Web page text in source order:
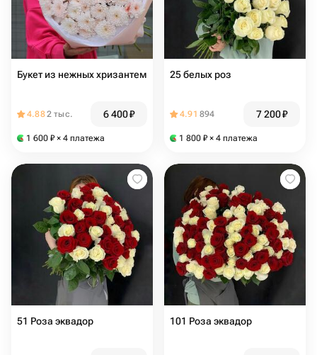
Букет из нежных хризантем
4.882 тыс. 6 400₽
1 600 ₽ × 4 платежа
25 белых роз
4.91 894 7 200₽
1 800 ₽ × 4 платежа
51 Роза эквадор 101 Роза эквадор